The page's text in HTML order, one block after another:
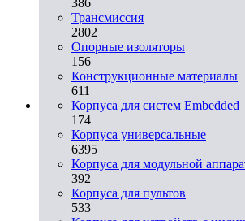
Трансмиссия
2802
Опорные изоляторы
156
Конструкционные материалы
611
Корпуса для систем Embedded
174
Корпуса универсальные
6395
Корпуса для модульной
392
Корпуса для пультов
533